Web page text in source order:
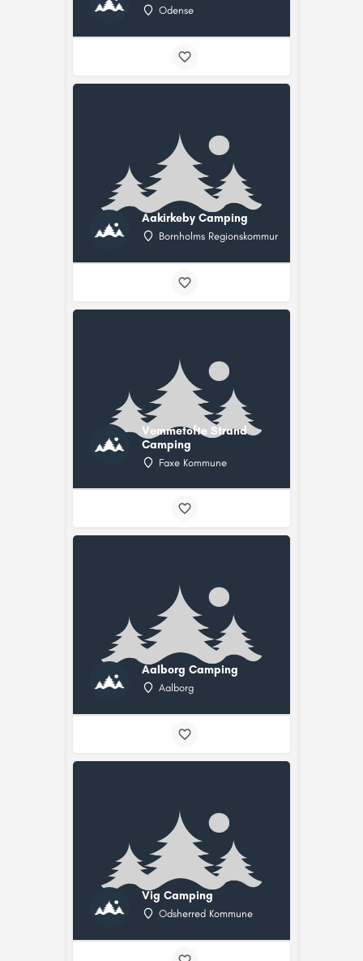
Odense
Aakirkeby Camping
Bornholms Regionskommune
Vemmetofte Strand
Camping
Faxe Kommune
Aalborg Camping
Aalborg
Vig Camping
Odsherred Kommune